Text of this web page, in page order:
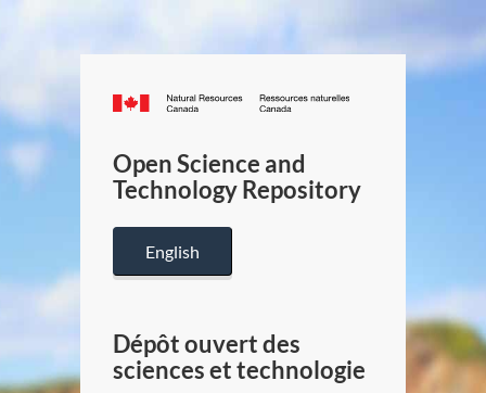
Canada.ca
/
Canada
Open Science and
Technology Repository
English
Dépôt ouvert des
sciences et technologie